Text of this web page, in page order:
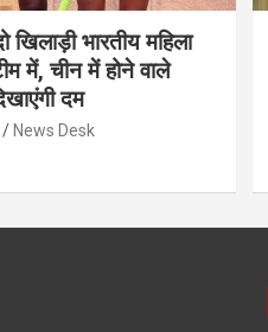
खिलाड़ी भारतीय महिला
में, चीन में होने वाले
दम
News Desk